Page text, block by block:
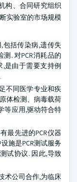
构、合同研究组织
实验室的市场规模
括传染病,遗传失
. 对PCR消耗品的
,是由于需要支持例
不同医学专业和疾
体检测、病毒载荷
等应用,驱动符合特
最先进的PCR仪器
施是PCR测试服务
试协议. 因此,导致
术公司合作,为临床